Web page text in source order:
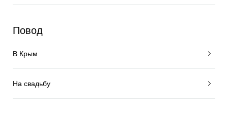
Повод
В Крым
На свадьбу